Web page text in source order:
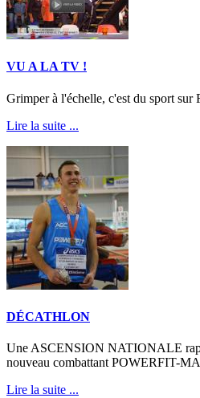
VU A LA TV !
Grimper à l'échelle, c'est du sport sur
Lire la suite ...
DÉCATHLON
Une ASCENSION NATIONALE
nouveau combattant POWERFIT-
Lire la suite ...